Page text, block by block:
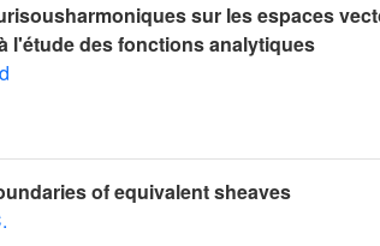
sur les espaces
l'étude des fonctions analytiques
of equivalent sheaves